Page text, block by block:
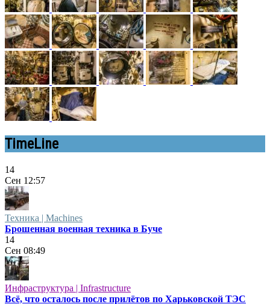
TimeLine
14
Сен 12:57
Техника | Machines
Брошенная военная техника в Буче
14
Сен 08:49
Инфраструктура | Infrastructure
Всё, что осталось после прилётов по Харьковской ТЭС